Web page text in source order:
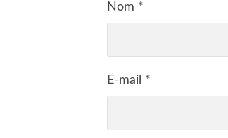
Nom *
E-mail *